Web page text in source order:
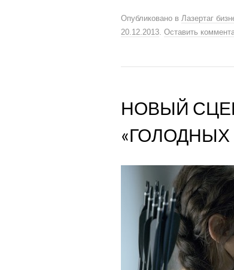
Опубликовано в Лазертаг
20.12.2013. Оставить
НОВЫЙ
«ГОЛОДНЫХ